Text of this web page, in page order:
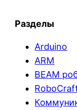
Разделы
Arduino
ARM
BEAM